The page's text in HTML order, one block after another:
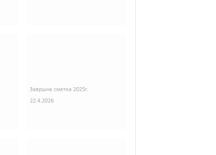
Завршна сметка 2025г.
22.4.2026